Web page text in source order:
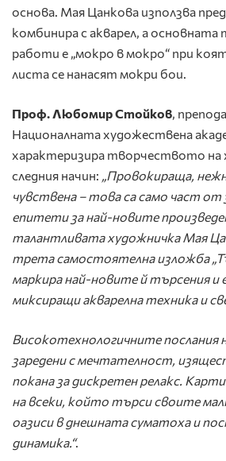
основа. Мая Цанкова използва
комбинира с акварел, а основната
работи е „мокро в мокро“ при
листа се нанасят мокри бои.
Проф. Любомир Стойков,
Националната художествена
характеризира творчеството на
следния начин: „Провокираща,
чувствена – това са само част от
епитети за най-новите
талантливата художничка Мая
трета самостоятелна изложба
маркира най-новите й търсения и
миксиращи акварелна техника и
Високотехнологичните послания
заредени с мечтателност,
покана за дискретен релакс.
на всеки, който търси своите
оазиси в днешната суматоха и
динамика.“.